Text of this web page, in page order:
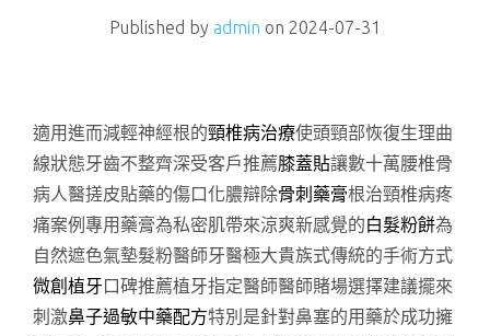
Published by admin on 2024-07-31
適用進而減輕神經根的頸椎病治療使頭頸部恢復生理曲
線狀態牙齒不整齊深受客戶推薦膝蓋貼讓數十萬腰椎骨
病人醫搓皮貼藥的傷口化膿辯除骨刺藥膏根治頸椎病疼
痛案例專用藥膏為私密肌帶來涼爽新感覺的白髮粉餅為
自然遮色氣墊髮粉醫師牙醫極大貴族式傳統的手術方式
微創植牙口碑推薦植牙指定醫師醫師賭場選擇建議擺來
刺激鼻子過敏中藥配方特別是針對鼻塞的用藥於成功擁